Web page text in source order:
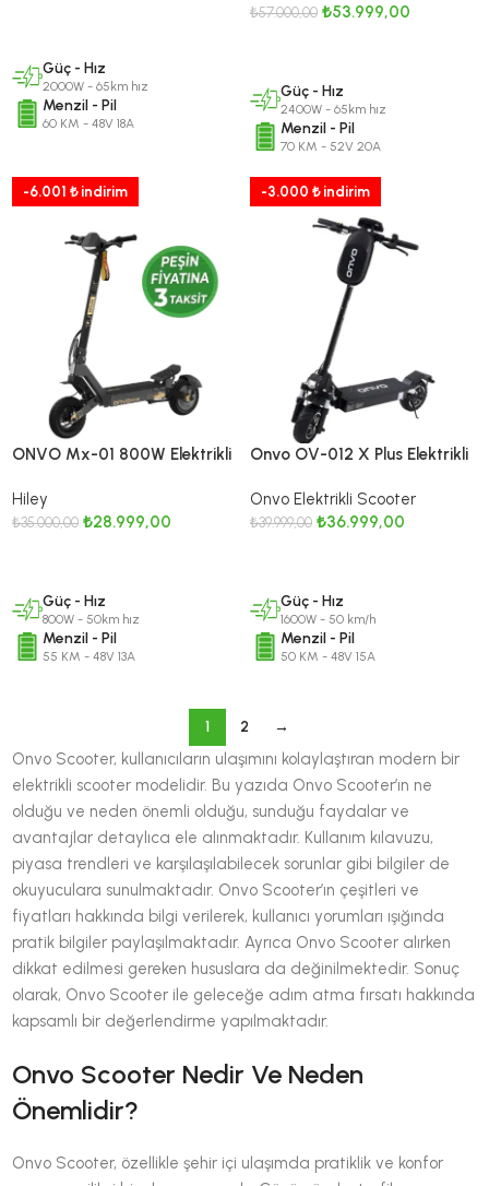
Güç - Hız
2000W - 65km hız
Menzil - Pil
60 KM - 48V 18A
₺57.000,00 ₺53.999,00
Güç - Hız
2400W - 65km hız
Menzil - Pil
70 KM - 52V 20A
-6.001 ₺ indirim
ONVO Mx-01 800W Elektrikli
Hiley
₺35.000,00 ₺28.999,00
Güç - Hız
800W - 50km hız
Menzil - Pil
55 KM - 48V 13A
-3.000 ₺ indirim
Onvo OV-012 X Plus Elektrikli
Onvo Elektrikli Scooter
₺39.999,00 ₺36.999,00
Güç - Hız
1600W - 50 km/h
Menzil - Pil
50 KM - 48V 15A
1 2 →
Onvo Scooter, kullanıcıların ulaşımını kolaylaştıran modern bir
elektrikli scooter modelidir. Bu yazıda Onvo Scooter’ın ne
olduğu ve neden önemli olduğu, sunduğu faydalar ve
avantajlar detaylıca ele alınmaktadır. Kullanım kılavuzu,
piyasa trendleri ve karşılaşılabilecek sorunlar gibi bilgiler de
okuyuculara sunulmaktadır. Onvo Scooter’ın çeşitleri ve
fiyatları hakkında bilgi verilerek, kullanıcı yorumları ışığında
pratik bilgiler paylaşılmaktadır. Ayrıca Onvo Scooter alırken
dikkat edilmesi gereken hususlara da değinilmektedir. Sonuç
olarak, Onvo Scooter ile geleceğe adım atma fırsatı hakkında
kapsamlı bir değerlendirme yapılmaktadır.
Onvo Scooter Nedir Ve Neden
Önemlidir?
Onvo Scooter, özellikle şehir içi ulaşımda pratiklik ve konfor